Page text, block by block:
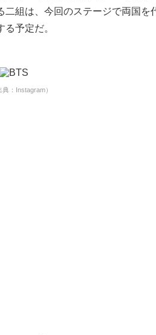
組は、今回のステージで両国を
予定だ。
典：Instagram）